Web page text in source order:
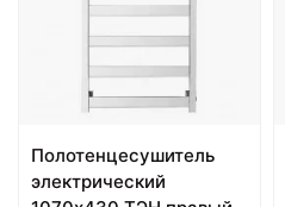
Полотенцесушитель
электрический